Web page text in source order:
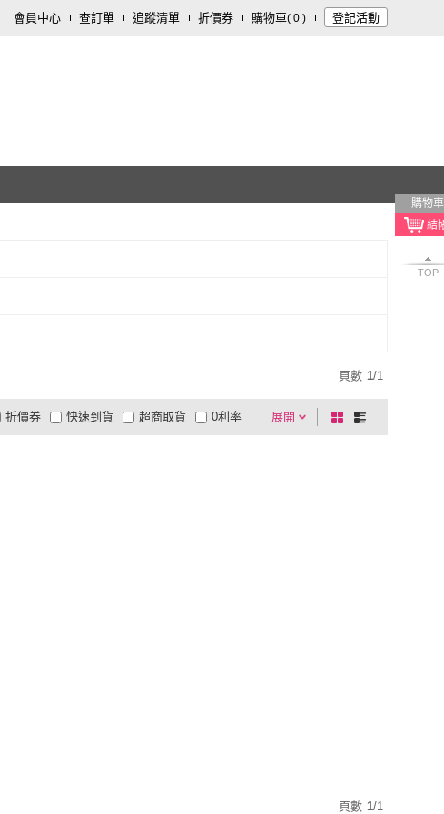
會員中心 查訂單 追蹤清單 折價券 購物車( 0 ) 登記活動
購物車
TOP
頁數 1/1
展開
折價券
有影片
商品有量 電視購物
快速到貨 超商取貨 0利率
棋
盤
列
頁數 1/1